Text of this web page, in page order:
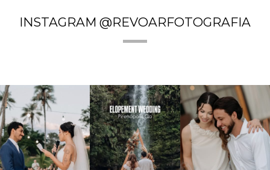
INSTAGRAM @REVOARFOTOGRAFIA